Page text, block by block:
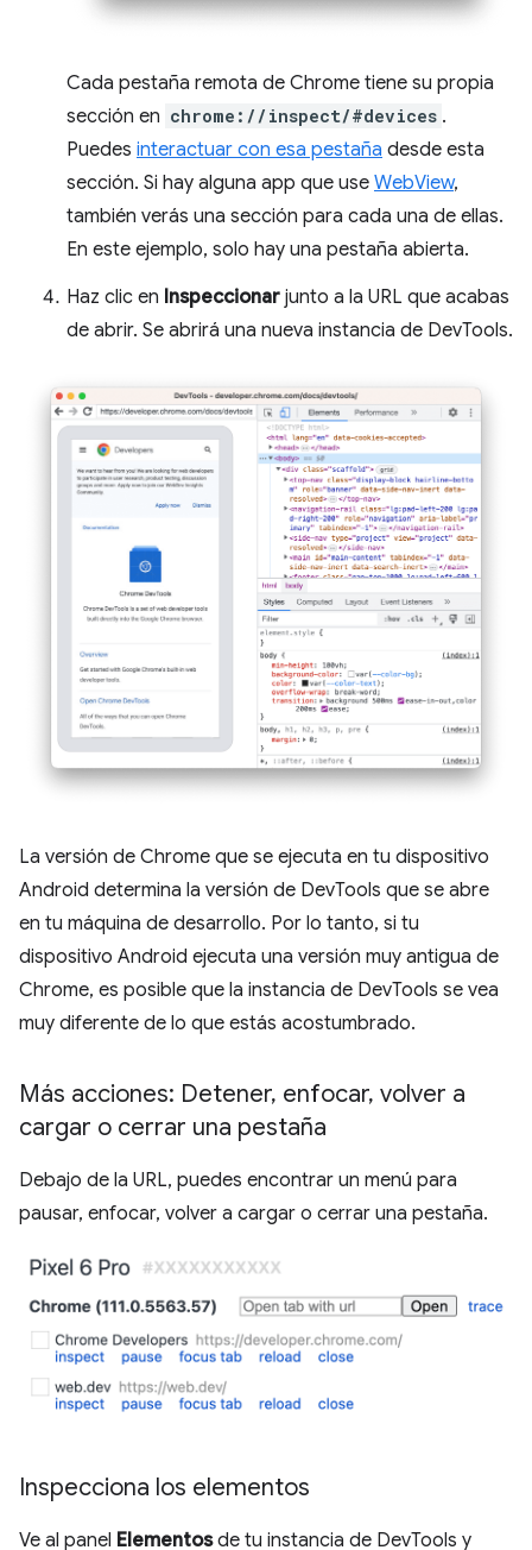
Cada pestaña remota de Chrome tiene su propia
sección en chrome://inspect/#devices .
Puedes interactuar con esa pestaña desde esta
sección. Si hay alguna app que use WebView,
también verás una sección para cada una de ellas.
En este ejemplo, solo hay una pestaña abierta.
Haz clic en Inspeccionar junto a la URL que acabas
de abrir. Se abrirá una nueva instancia de DevTools.
La versión de Chrome que se ejecuta en tu dispositivo
Android determina la versión de DevTools que se abre
en tu máquina de desarrollo. Por lo tanto, si tu
dispositivo Android ejecuta una versión muy antigua de
Chrome, es posible que la instancia de DevTools se vea
muy diferente de lo que estás acostumbrado.
Más acciones: Detener, enfocar, volver a
cargar o cerrar una pestaña
Debajo de la URL, puedes encontrar un menú para
pausar, enfocar, volver a cargar o cerrar una pestaña.
Inspecciona los elementos
Ve al panel Elementosde tu instancia de DevTools y